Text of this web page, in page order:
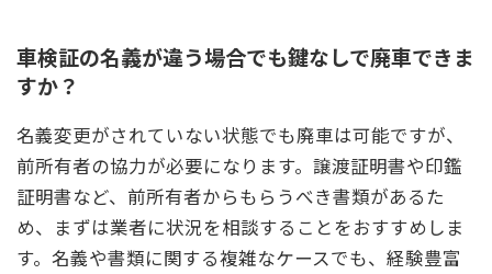
車検証の名義が違う場合でも鍵なしで廃車できま
すか？
名義変更がされていない状態でも廃車は可能ですが、
前所有者の協力が必要になります。譲渡証明書や印鑑
証明書など、前所有者からもらうべき書類があるた
め、まずは業者に状況を相談することをおすすめしま
す。名義や書類に関する複雑なケースでも、経験豊富